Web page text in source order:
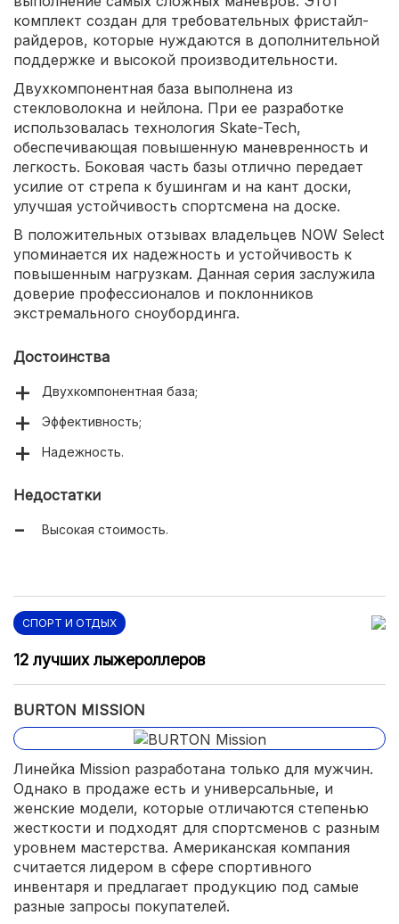
комплект создан для требовательных фристайл-
райдеров, которые нуждаются в дополнительной
поддержке и высокой производительности.
Двухкомпонентная база выполнена из
стекловолокна и нейлона. При ее разработке
использовалась технология Skate-Tech,
обеспечивающая повышенную маневренность и
легкость. Боковая часть базы отлично передает
усилие от стрепа к бушингам и на кант доски,
улучшая устойчивость спортсмена на доске.
В положительных отзывах владельцев NOW Select
упоминается их надежность и устойчивость к
повышенным нагрузкам. Данная серия заслужила
доверие профессионалов и поклонников
экстремального сноубординга.
Достоинства
Двухкомпонентная база;
Эффективность;
Надежность.
Недостатки
Высокая стоимость.
СПОРТ И ОТДЫХ
12 лучших лыжероллеров
BURTON MISSION
Линейка Mission разработана только для мужчин.
Однако в продаже есть и универсальные, и
женские модели, которые отличаются степенью
жесткости и подходят для спортсменов с разным
уровнем мастерства. Американская компания
считается лидером в сфере спортивного
инвентаря и предлагает продукцию под самые
разные запросы покупателей.